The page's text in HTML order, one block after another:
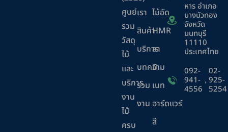
ศูนย์
รวม
วัสดุ
ไม้
และ
บริการ
งาน
ไม้
ครบ
เรา
สินค้า
บริการ
บทความ
ร่วม
งาน
ไม้อัด
HMR
ลา
มิ
เนท
ฮาร์ดแวร์
สี
หาร อำเภอ
บางบัวทอง
จังหวัด
นนทบุรี
11110
ประเทศไทย
092-
941-
4556
,
02-
925-
5254